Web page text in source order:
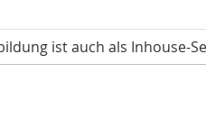
ist auch als Inhouse-